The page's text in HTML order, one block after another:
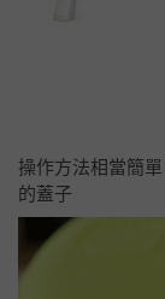
操作方法相當簡
的蓋子